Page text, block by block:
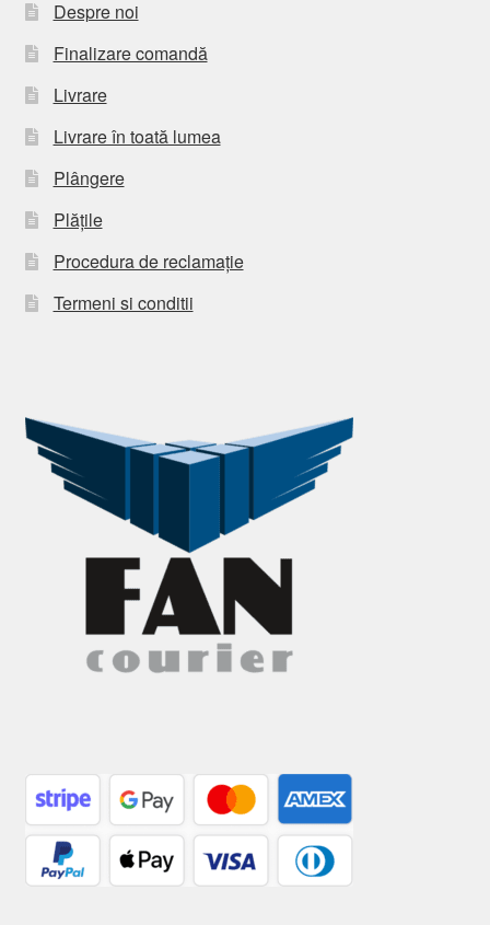
Despre noi
Finalizare comandă
Livrare
Livrare în toată lumea
Plângere
Plățile
Procedura de reclamație
Termeni si conditii